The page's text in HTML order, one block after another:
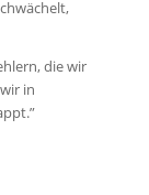
die wir
in